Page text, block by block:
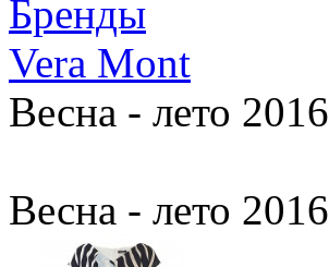
Бренды
Vera Mont
Весна - лето 2016
Весна - лето 2016